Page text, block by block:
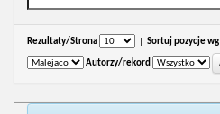
Rezultaty/Strona Sortuj pozycje wg
Autorzy/rekord